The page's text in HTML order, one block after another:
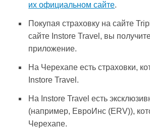
их официальном сайте.
Покупая страховку на сайте
сайте Instore Travel, вы
приложение.
На Черехапе есть страховки,
Instore Travel.
На Instore Travel есть
(например, ЕвроИнс (ERV)),
Черехапе.